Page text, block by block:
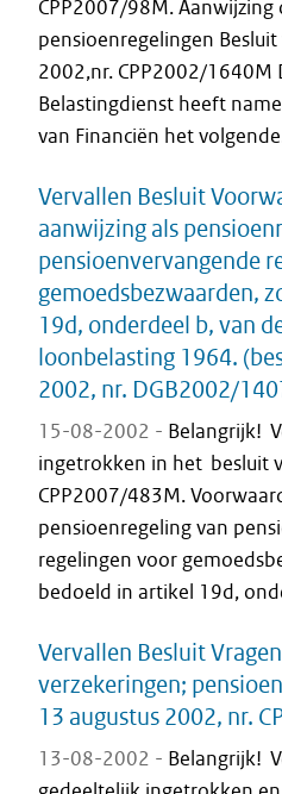
CPP2007/98M.
pensioenregelingen
2002,nr. CPP2002/1640M
Belastingdienst heeft
van Financiën het
Vervallen Besluit
aanwijzing als
pensioenvervangende
gemoedsbezwaarden,
19d, onderdeel b, van
loonbelasting 1964.
2002, nr. DGB2002/
15-08-2002 - Belangrijk!
ingetrokken in het besluit
CPP2007/483M.
pensioenregeling van
regelingen voor
bedoeld in artikel 19d,
Vervallen Besluit
verzekeringen;
13 augustus 2002, nr.
13-08-2002 - Belangrijk!